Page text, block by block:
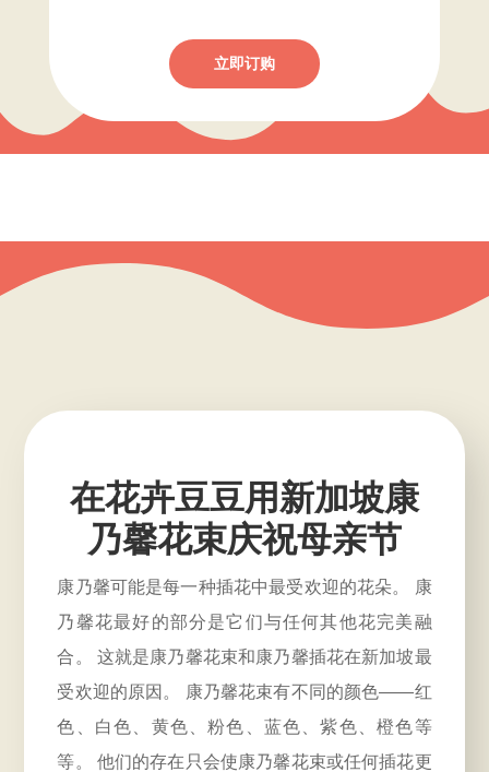
立即订购
在花卉豆豆用新加坡康
乃馨花束庆祝母亲节
康乃馨可能是每一种插花中最受欢迎的花朵。 康
乃馨花最好的部分是它们与任何其他花完美融
合。 这就是康乃馨花束和康乃馨插花在新加坡最
受欢迎的原因。 康乃馨花束有不同的颜色——红
色、白色、黄色、粉色、蓝色、紫色、橙色等
等。 他们的存在只会使康乃馨花束或任何插花更